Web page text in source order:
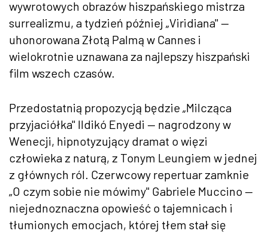
wywrotowych obrazów hiszpańskiego mistrza
surrealizmu, a tydzień później „Viridiana" —
uhonorowana Złotą Palmą w Cannes i
wielokrotnie uznawana za najlepszy hiszpański
film wszech czasów.
Przedostatnią propozycją będzie „Milcząca
przyjaciółka" Ildikó Enyedi — nagrodzony w
Wenecji, hipnotyzujący dramat o więzi
człowieka z naturą, z Tonym Leungiem w jednej
z głównych ról. Czerwcowy repertuar zamknie
„O czym sobie nie mówimy" Gabriele Muccino —
niejednoznaczna opowieść o tajemnicach i
tłumionych emocjach, której tłem stał się